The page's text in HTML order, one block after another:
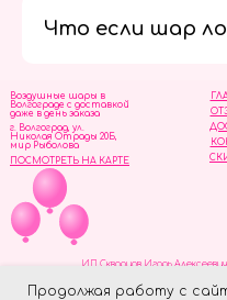
Продолжая работу с
Что если шар
Воздушные шары в
Волгограде с доставкой
даже в день заказа
г. Волгоград, ул.
Николая Отрады 20Б,
мир Рыболова
ПОСМОТРЕТЬ НА КАРТЕ
ИП Скворцов Игорь Алексеевич